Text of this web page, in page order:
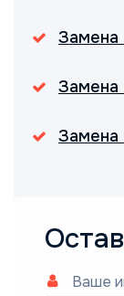
Замена
Замена
Замена